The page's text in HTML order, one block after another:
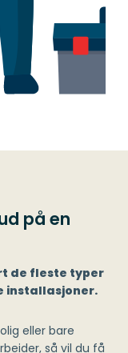
på en
de fleste typer
installasjoner.
eller bare
så vil du få